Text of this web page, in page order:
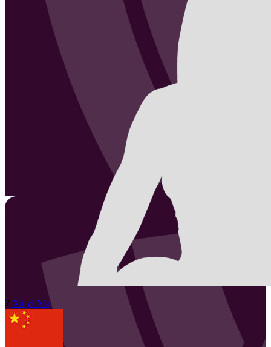
2 Xinyi Xia